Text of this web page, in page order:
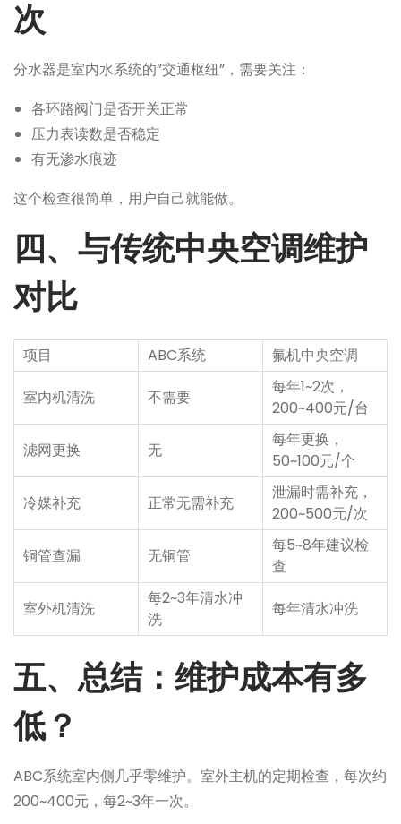
次
分水器是室内水系统的”交通枢纽”，需要关注：
各环路阀门是否开关正常
压力表读数是否稳定
有无渗水痕迹
这个检查很简单，用户自己就能做。
四、与传统中央空调维护
对比
项目 ABC系统 氟机中央空调
室内机清洗 不需要
每年1~2次，
200~400元/台
滤网更换 无
每年更换，
50~100元/个
冷媒补充 正常无需补充
泄漏时需补充，
200~500元/次
铜管查漏 无铜管
每5~8年建议检
查
室外机清洗
每2~3年清水冲
洗
每年清水冲洗
五、总结：维护成本有多
低？
ABC系统室内侧几乎零维护。室外主机的定期检查，每次约
200~400元，每2~3年一次。